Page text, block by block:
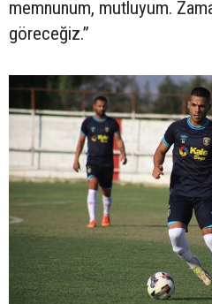
memnunum, mutluyum.
göreceğiz.”